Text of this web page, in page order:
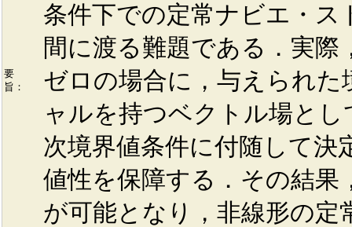
要
旨：
条件下での定常ナビエ・ス
間に渡る難題である．実際
ゼロの場合に，与えられ
ャルを持つベクトル場と
次境界値条件に付随して決
値性を保障する．その結果
が可能となり，非線形の